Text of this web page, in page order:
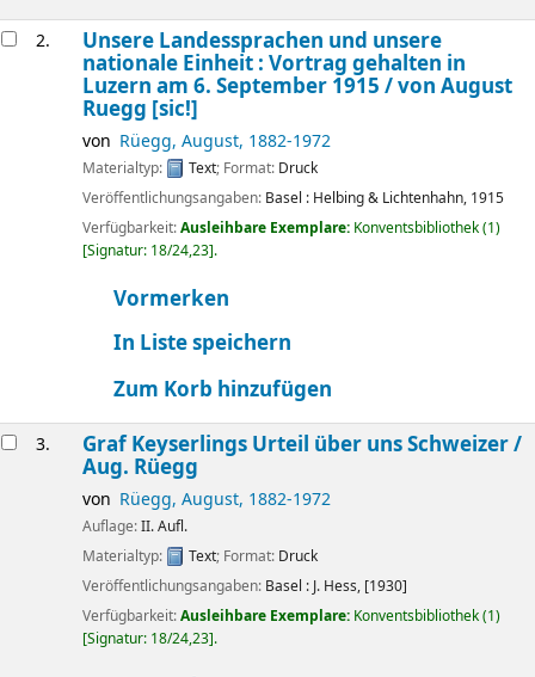
2. Unsere Landessprachen und unsere
nationale Einheit : Vortrag gehalten in
Luzern am 6. September 1915 /von August
Ruegg [sic!]
von Rüegg, August, 1882-1972
Materialtyp: Text; Format: Druck
Veröffentlichungsangaben: Basel : Helbing & Lichtenhahn, 1915
Verfügbarkeit:Ausleihbare Exemplare: Konventsbibliothek(1)
Signatur: 18/24,23 .
Vormerken
In Liste speichern
Zum Korb hinzufügen
3. Graf Keyserlings Urteil über uns Schweizer /
Aug. Rüegg
von Rüegg, August, 1882-1972
Auflage:II. Aufl.
Materialtyp:
Text; Format: Druck
Veröffentlichungsangaben: Basel : J. Hess, [1930]
Verfügbarkeit:Ausleihbare Exemplare: Konventsbibliothek(1)
Signatur: 18/24,23 .